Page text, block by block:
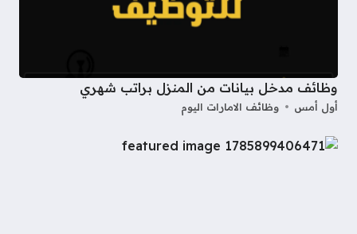
وظائف مدخل بيانات من المنزل براتب شهري
أول أمس وظائف الامارات اليوم